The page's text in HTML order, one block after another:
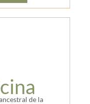
de la